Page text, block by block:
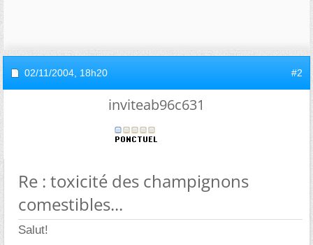
02/11/2004, 18h20 #2
inviteab96c631
Re : toxicité des champignons
comestibles...
Salut!